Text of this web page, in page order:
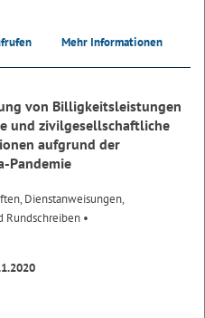
Mehr Informationen
von Billigkeitsleistungen
und zivilgesellschaftliche
aufgrund der
Pandemie
Dienstanweisungen,
Rundschreiben •